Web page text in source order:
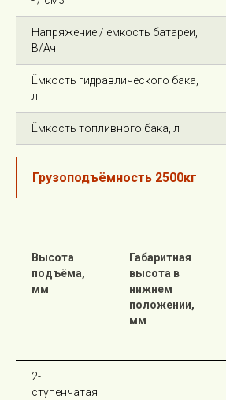
Напряжение / ёмкость батареи,
В/Ач
Ёмкость гидравлического бака,
л
Ёмкость топливного бака, л
Высота
подъёма,
мм
Габаритная
высота в
нижнем
положении,
мм
2-
ступенчатая